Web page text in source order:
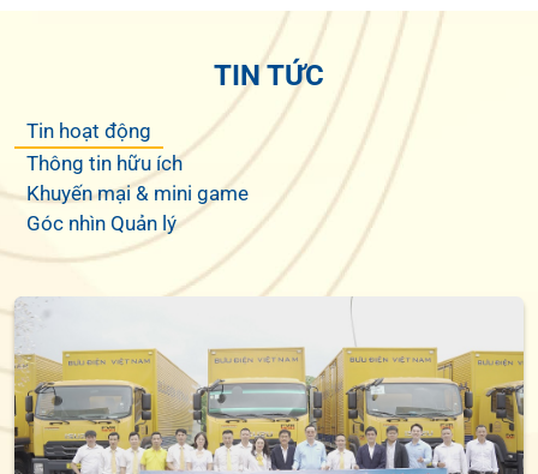
TIN TỨC
Tin hoạt động
Thông tin hữu ích
Khuyến mại & mini game
Góc nhìn Quản lý